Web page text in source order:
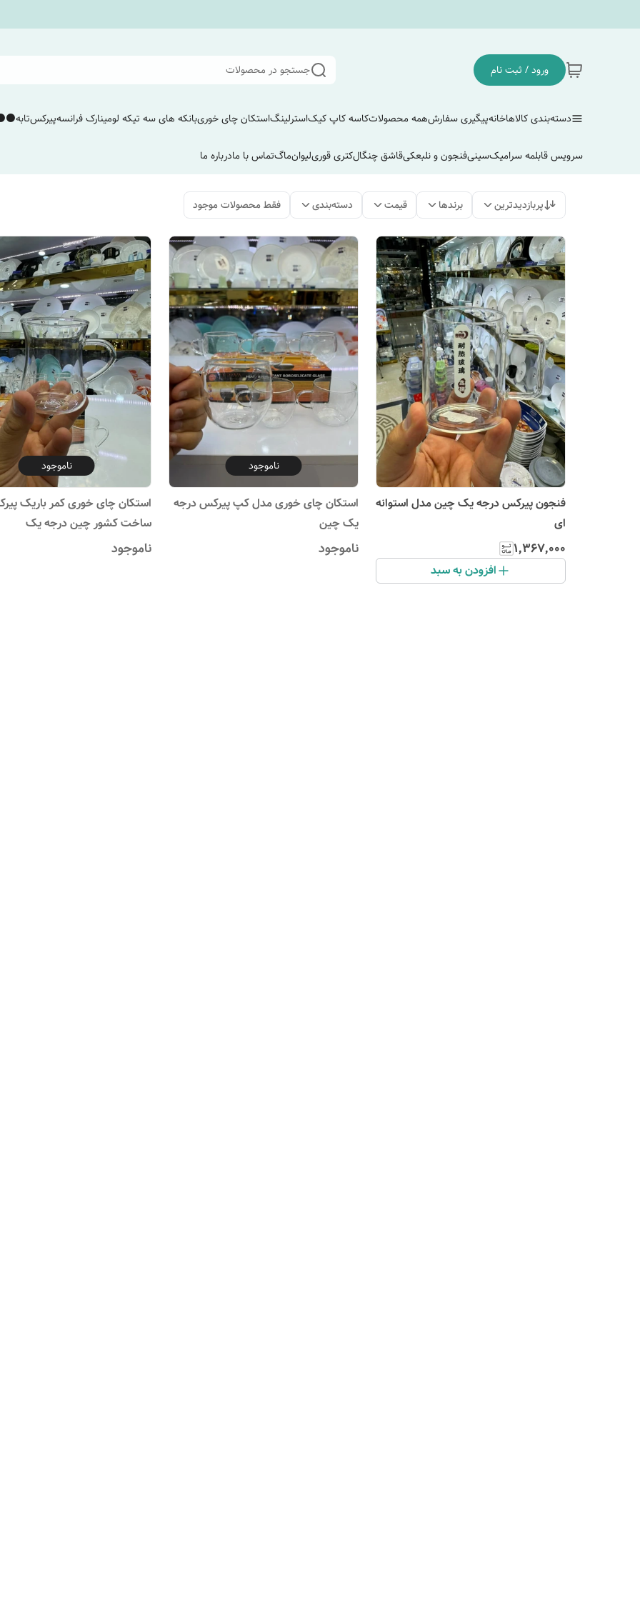
ورود / ثبت نام جستجو در محصولات
دسته‌بندی کالاهاخانهپیگیری سفارشهمه محصولاتکاسه کاپ کیکاسترلینگاستکان چای خوریبانکه های سه تیکه لومینارک فرانسهپیرکستابه
سرویس قابلمه سرامیکسینیفنجون و نلبعکیقاشق چنگالکتری قوریلیوانماگتماس با مادرباره ما
پربازدیدترین برندها قیمت دسته‌بندی فقط محصولات موجود
فنجون پیرکس درجه یک چین مدل استوانه
ای
۱٬۳۶۷٬۰۰۰
افزودن به سبد
ناموجود
استکان چای خوری مدل کپ پیرکس درجه
یک چین
ناموجود
ناموجود
استکان چای خوری کمر باریک
ساخت کشور چین درجه یک
ناموجود